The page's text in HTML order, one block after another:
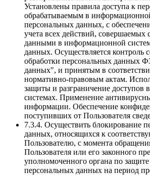
Установлены правила доступа к
обрабатываемым в
персональных данных, с
учета всех действий, совершаемых
данными в информационной
данных. Осуществляется контроль
обработки персональных данных
данных", и принятым в
нормативно-правовым актам.
защиты и разграничение
системах. Применение
информации. Обеспечение
поступивших от Пользователя
7.3.4. Осуществить блокирование
данных, относящихся к
Пользователю, с момента
Пользователя или его законного
уполномоченного органа по защите
персональных данных на период